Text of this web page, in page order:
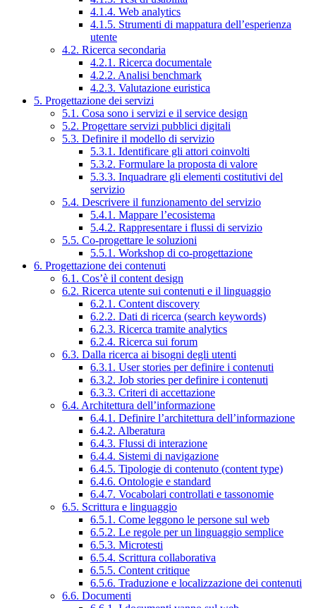
4.1.4. Web analytics
4.1.5. Strumenti di mappatura dell’esperienza
utente
4.2. Ricerca secondaria
4.2.1. Ricerca documentale
4.2.2. Analisi benchmark
4.2.3. Valutazione euristica
5. Progettazione dei servizi
5.1. Cosa sono i servizi e il service design
5.2. Progettare servizi pubblici digitali
5.3. Definire il modello di servizio
5.3.1. Identificare gli attori coinvolti
5.3.2. Formulare la proposta di valore
5.3.3. Inquadrare gli elementi costitutivi del
servizio
5.4. Descrivere il funzionamento del servizio
5.4.1. Mappare l’ecosistema
5.4.2. Rappresentare i flussi di servizio
5.5. Co-progettare le soluzioni
5.5.1. Workshop di co-progettazione
6. Progettazione dei contenuti
6.1. Cos’è il content design
6.2. Ricerca utente sui contenuti e il linguaggio
6.2.1. Content discovery
6.2.2. Dati di ricerca (search keywords)
6.2.3. Ricerca tramite analytics
6.2.4. Ricerca sui forum
6.3. Dalla ricerca ai bisogni degli utenti
6.3.1. User stories per definire i contenuti
6.3.2. Job stories per definire i contenuti
6.3.3. Criteri di accettazione
6.4. Architettura dell’informazione
6.4.1. Definire l’architettura dell’informazione
6.4.2. Alberatura
6.4.3. Flussi di interazione
6.4.4. Sistemi di navigazione
6.4.5. Tipologie di contenuto (content type)
6.4.6. Ontologie e standard
6.4.7. Vocabolari controllati e tassonomie
6.5. Scrittura e linguaggio
6.5.1. Come leggono le persone sul web
6.5.2. Le regole per un linguaggio semplice
6.5.3. Microtesti
6.5.4. Scrittura collaborativa
6.5.5. Content critique
6.5.6. Traduzione e localizzazione dei contenuti
6.6. Documenti